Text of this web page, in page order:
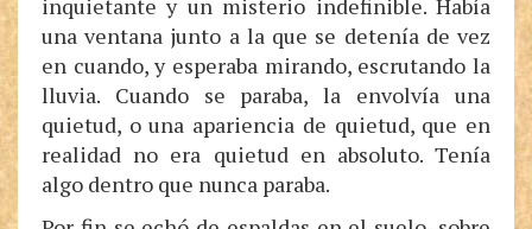
inquietante y un misterio indefinible. Había
una ventana junto a la que se detenía de vez
en cuando, y esperaba mirando, escrutando la
lluvia. Cuando se paraba, la envolvía una
quietud, o una apariencia de quietud, que en
realidad no era quietud en absoluto. Tenía
algo dentro que nunca paraba.